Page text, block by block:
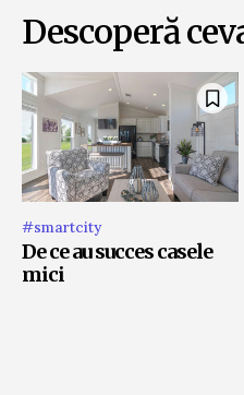
Descoperă
#smartcity
De ce au succes casele
mici